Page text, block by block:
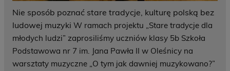
Nie sposób poznać stare tradycje, kulturę polską bez
ludowej muzyki W ramach projektu „Stare tradycje dla
młodych ludzi” zaprosiliśmy uczniów klasy 5b Szkoła
Podstawowa nr 7 im. Jana Pawła II w Oleśnicy na
warsztaty muzyczne „O tym jak dawniej muzykowano?”